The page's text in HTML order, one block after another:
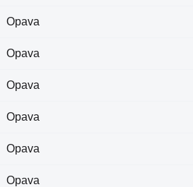
Opava
Opava
Opava
Opava
Opava
Opava